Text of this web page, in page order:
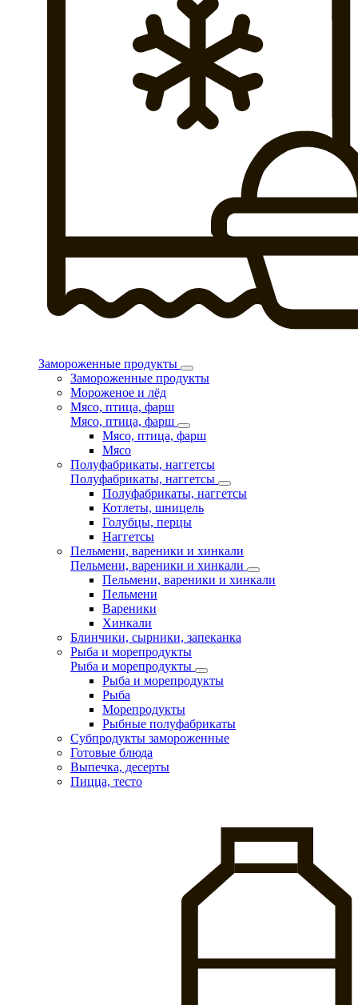
Замороженные продукты
Замороженные продукты
Мороженое и лёд
Мясо, птица, фарш
Мясо, птица, фарш
Мясо, птица, фарш
Мясо
Полуфабрикаты, наггетсы
Полуфабрикаты, наггетсы
Полуфабрикаты, наггетсы
Котлеты, шницель
Голубцы, перцы
Наггетсы
Пельмени, вареники и хинкали
Пельмени, вареники и хинкали
Пельмени, вареники и хинкали
Пельмени
Вареники
Хинкали
Блинчики, сырники, запеканка
Рыба и морепродукты
Рыба и морепродукты
Рыба и морепродукты
Рыба
Морепродукты
Рыбные полуфабрикаты
Субпродукты замороженные
Готовые блюда
Выпечка, десерты
Пицца, тесто